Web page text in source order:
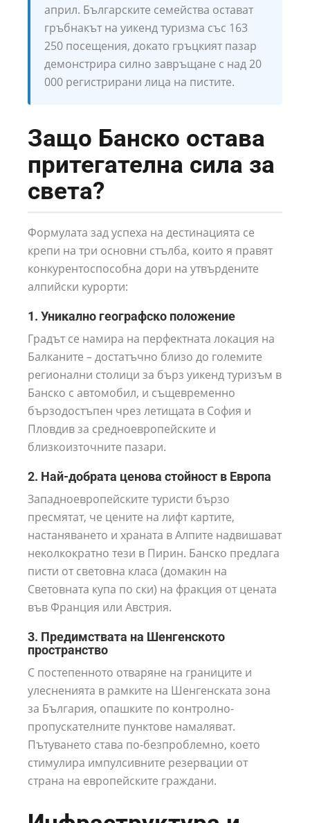
април. Българските семейства остават
гръбнакът на уикенд туризма със 163
250 посещения, докато гръцкият пазар
демонстрира силно завръщане с над 20
000 регистрирани лица на пистите.
Защо Банско остава
притегателна сила за
света?
Формулата зад успеха на дестинацията се
крепи на три основни стълба, които я правят
конкурентоспособна дори на утвърдените
алпийски курорти:
1. Уникално географско положение
Градът се намира на перфектната локация на
Балканите – достатъчно близо до големите
регионални столици за бърз уикенд туризъм в
Банско с автомобил, и същевременно
бързодостъпен чрез летищата в София и
Пловдив за средноевропейските и
близкоизточните пазари.
2. Най-добрата ценова стойност в Европа
Западноевропейските туристи бързо
пресмятат, че цените на лифт картите,
настаняването и храната в Алпите надвишават
неколкократно тези в Пирин. Банско предлага
писти от световна класа (домакин на
Световната купа по ски) на фракция от цената
във Франция или Австрия.
3. Предимствата на Шенгенското
пространство
С постепенното отваряне на границите и
улесненията в рамките на Шенгенската зона
за България, опашките по контролно-
пропускателните пунктове намаляват.
Пътуването става по-безпроблемно, което
стимулира импулсивните резервации от
страна на европейските граждани.